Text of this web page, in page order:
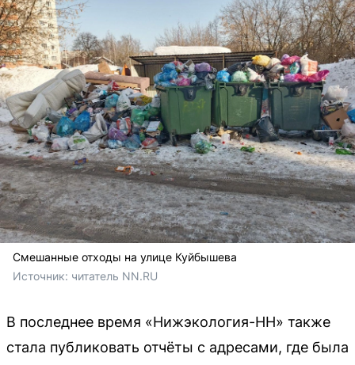
Смешанные отходы на улице Куйбышева
Источник: читатель NN.RU
В последнее время «Нижэкология-НН» также
стала публиковать отчёты с адресами, где была